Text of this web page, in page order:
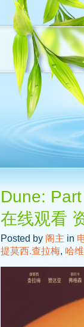
Dune:
在线观看
Posted by 阁主 in
提莫西.查拉梅, 哈